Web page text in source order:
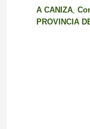
A CANIZA,
PROVINCIA